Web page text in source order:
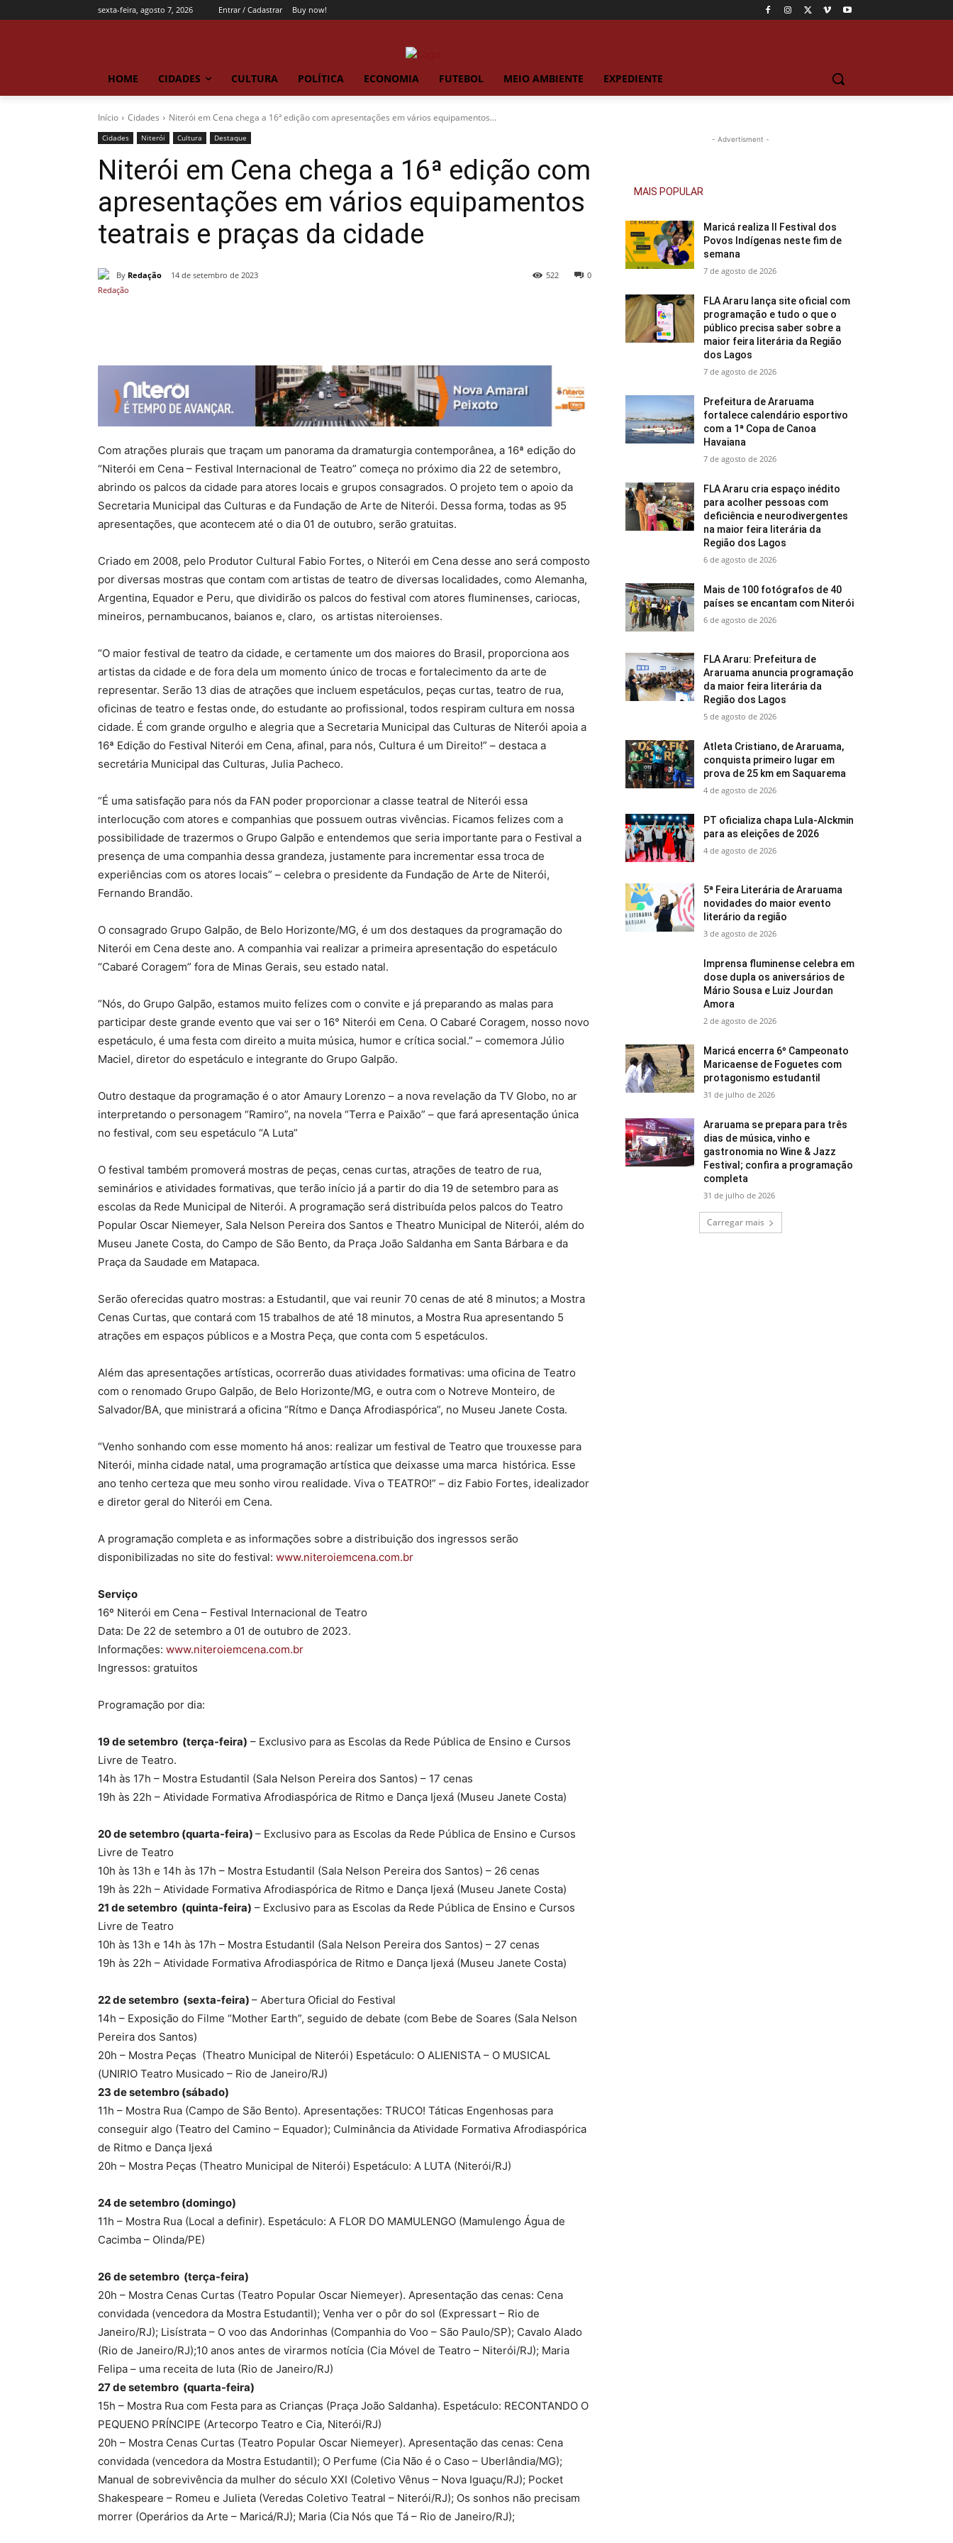
sexta-feira, agosto 7, 2026 Entrar / Cadastrar Buy now!
HOME CIDADES CULTURA POLÍTICA ECONOMIA FUTEBOL MEIO AMBIENTE EXPEDIENTE
Início Cidades Niterói em Cena chega a 16ª edição com apresentações em vários equipamentos...
Cidades Niterói Cultura Destaque
Niterói em Cena chega a 16ª edição com
apresentações em vários equipamentos
teatrais e praças da cidade
By Redação 14 de setembro de 2023 0
522
Com atrações plurais que traçam um panorama da dramaturgia contemporânea, a 16ª edição do
“Niterói em Cena – Festival Internacional de Teatro” começa no próximo dia 22 de setembro,
abrindo os palcos da cidade para atores locais e grupos consagrados. O projeto tem o apoio da
Secretaria Municipal das Culturas e da Fundação de Arte de Niterói. Dessa forma, todas as 95
apresentações, que acontecem até o dia 01 de outubro, serão gratuitas.
Criado em 2008, pelo Produtor Cultural Fabio Fortes, o Niterói em Cena desse ano será composto
por diversas mostras que contam com artistas de teatro de diversas localidades, como Alemanha,
Argentina, Equador e Peru, que dividirão os palcos do festival com atores fluminenses, cariocas,
mineiros, pernambucanos, baianos e, claro, os artistas niteroienses.
“O maior festival de teatro da cidade, e certamente um dos maiores do Brasil, proporciona aos
artistas da cidade e de fora dela um momento único de trocas e fortalecimento da arte de
representar. Serão 13 dias de atrações que incluem espetáculos, peças curtas, teatro de rua,
oficinas de teatro e festas onde, do estudante ao profissional, todos respiram cultura em nossa
cidade. É com grande orgulho e alegria que a Secretaria Municipal das Culturas de Niterói apoia a
16ª Edição do Festival Niterói em Cena, afinal, para nós, Cultura é um Direito!” – destaca a
secretária Municipal das Culturas, Julia Pacheco.
“É uma satisfação para nós da FAN poder proporcionar a classe teatral de Niterói essa
interlocução com atores e companhias que possuem outras vivências. Ficamos felizes com a
possibilidade de trazermos o Grupo Galpão e entendemos que seria importante para o Festival a
presença de uma companhia dessa grandeza, justamente para incrementar essa troca de
experiências com os atores locais” – celebra o presidente da Fundação de Arte de Niterói,
Fernando Brandão.
O consagrado Grupo Galpão, de Belo Horizonte/MG, é um dos destaques da programação do
Niterói em Cena deste ano. A companhia vai realizar a primeira apresentação do espetáculo
“Cabaré Coragem” fora de Minas Gerais, seu estado natal.
“Nós, do Grupo Galpão, estamos muito felizes com o convite e já preparando as malas para
participar deste grande evento que vai ser o 16° Niterói em Cena. O Cabaré Coragem, nosso novo
espetáculo, é uma festa com direito a muita música, humor e crítica social.” – comemora Júlio
Maciel, diretor do espetáculo e integrante do Grupo Galpão.
Outro destaque da programação é o ator Amaury Lorenzo – a nova revelação da TV Globo, no ar
interpretando o personagem “Ramiro”, na novela “Terra e Paixão” – que fará apresentação única
no festival, com seu espetáculo “A Luta”
O festival também promoverá mostras de peças, cenas curtas, atrações de teatro de rua,
seminários e atividades formativas, que terão início já a partir do dia 19 de setembro para as
escolas da Rede Municipal de Niterói. A programação será distribuída pelos palcos do Teatro
Popular Oscar Niemeyer, Sala Nelson Pereira dos Santos e Theatro Municipal de Niterói, além do
Museu Janete Costa, do Campo de São Bento, da Praça João Saldanha em Santa Bárbara e da
Praça da Saudade em Matapaca.
Serão oferecidas quatro mostras: a Estudantil, que vai reunir 70 cenas de até 8 minutos; a Mostra
Cenas Curtas, que contará com 15 trabalhos de até 18 minutos, a Mostra Rua apresentando 5
atrações em espaços públicos e a Mostra Peça, que conta com 5 espetáculos.
Além das apresentações artísticas, ocorrerão duas atividades formativas: uma oficina de Teatro
com o renomado Grupo Galpão, de Belo Horizonte/MG, e outra com o Notreve Monteiro, de
Salvador/BA, que ministrará a oficina “Rítmo e Dança Afrodiaspórica”, no Museu Janete Costa.
“Venho sonhando com esse momento há anos: realizar um festival de Teatro que trouxesse para
Niterói, minha cidade natal, uma programação artística que deixasse uma marca histórica. Esse
ano tenho certeza que meu sonho virou realidade. Viva o TEATRO!” – diz Fabio Fortes, idealizador
e diretor geral do Niterói em Cena.
A programação completa e as informações sobre a distribuição dos ingressos serão
disponibilizadas no site do festival: www.niteroiemcena.com.br
Serviço
16º Niterói em Cena – Festival Internacional de Teatro
Data: De 22 de setembro a 01 de outubro de 2023.
Informações: www.niteroiemcena.com.br
Ingressos: gratuitos
Programação por dia:
19 de setembro (terça-feira) – Exclusivo para as Escolas da Rede Pública de Ensino e Cursos
Livre de Teatro.
14h às 17h – Mostra Estudantil (Sala Nelson Pereira dos Santos) – 17 cenas
19h às 22h – Atividade Formativa Afrodiaspórica de Ritmo e Dança Ijexá (Museu Janete Costa)
20 de setembro (quarta-feira) – Exclusivo para as Escolas da Rede Pública de Ensino e Cursos
Livre de Teatro
10h às 13h e 14h às 17h – Mostra Estudantil (Sala Nelson Pereira dos Santos) – 26 cenas
19h às 22h – Atividade Formativa Afrodiaspórica de Ritmo e Dança Ijexá (Museu Janete Costa)
21 de setembro (quinta-feira) – Exclusivo para as Escolas da Rede Pública de Ensino e Cursos
Livre de Teatro
10h às 13h e 14h às 17h – Mostra Estudantil (Sala Nelson Pereira dos Santos) – 27 cenas
19h às 22h – Atividade Formativa Afrodiaspórica de Ritmo e Dança Ijexá (Museu Janete Costa)
22 de setembro (sexta-feira) – Abertura Oficial do Festival
14h – Exposição do Filme “Mother Earth”, seguido de debate (com Bebe de Soares (Sala Nelson
Pereira dos Santos)
20h – Mostra Peças (Theatro Municipal de Niterói) Espetáculo: O ALIENISTA – O MUSICAL
(UNIRIO Teatro Musicado – Rio de Janeiro/RJ)
23 de setembro (sábado)
11h – Mostra Rua (Campo de São Bento). Apresentações: TRUCO! Táticas Engenhosas para
conseguir algo (Teatro del Camino – Equador); Culminância da Atividade Formativa Afrodiaspórica
de Ritmo e Dança Ijexá
20h – Mostra Peças (Theatro Municipal de Niterói) Espetáculo: A LUTA (Niterói/RJ)
24 de setembro (domingo)
11h – Mostra Rua (Local a definir). Espetáculo: A FLOR DO MAMULENGO (Mamulengo Água de
Cacimba – Olinda/PE)
26 de setembro (terça-feira)
20h – Mostra Cenas Curtas (Teatro Popular Oscar Niemeyer). Apresentação das cenas: Cena
convidada (vencedora da Mostra Estudantil); Venha ver o pôr do sol (Expressart – Rio de
Janeiro/RJ); Lisístrata – O voo das Andorinhas (Companhia do Voo – São Paulo/SP); Cavalo Alado
(Rio de Janeiro/RJ);10 anos antes de virarmos notícia (Cia Móvel de Teatro – Niterói/RJ); Maria
Felipa – uma receita de luta (Rio de Janeiro/RJ)
27 de setembro (quarta-feira)
15h – Mostra Rua com Festa para as Crianças (Praça João Saldanha). Espetáculo: RECONTANDO O
PEQUENO PRÍNCIPE (Artecorpo Teatro e Cia, Niterói/RJ)
20h – Mostra Cenas Curtas (Teatro Popular Oscar Niemeyer). Apresentação das cenas: Cena
convidada (vencedora da Mostra Estudantil); O Perfume (Cia Não é o Caso – Uberlândia/MG);
Manual de sobrevivência da mulher do século XXI (Coletivo Vênus – Nova Iguaçu/RJ); Pocket
Shakespeare – Romeu e Julieta (Veredas Coletivo Teatral – Niterói/RJ); Os sonhos não precisam
morrer (Operários da Arte – Maricá/RJ); Maria (Cia Nós que Tá – Rio de Janeiro/RJ);
- Advertisment -
MAIS POPULAR
Maricá realiza II Festival dos
Povos Indígenas neste fim de
semana
7 de agosto de 2026
FLA Araru lança site oficial com
programação e tudo o que o
público precisa saber sobre a
maior feira literária da Região
dos Lagos
7 de agosto de 2026
Prefeitura de Araruama
fortalece calendário esportivo
com a 1ª Copa de Canoa
Havaiana
7 de agosto de 2026
FLA Araru cria espaço inédito
para acolher pessoas com
deficiência e neurodivergentes
na maior feira literária da
Região dos Lagos
6 de agosto de 2026
Mais de 100 fotógrafos de 40
países se encantam com Niterói
6 de agosto de 2026
FLA Araru: Prefeitura de
Araruama anuncia programação
da maior feira literária da
Região dos Lagos
5 de agosto de 2026
Atleta Cristiano, de Araruama,
conquista primeiro lugar em
prova de 25 km em Saquarema
4 de agosto de 2026
PT oficializa chapa Lula-Alckmin
para as eleições de 2026
4 de agosto de 2026
5ª Feira Literária de Araruama
novidades do maior evento
literário da região
3 de agosto de 2026
Imprensa fluminense celebra em
dose dupla os aniversários de
Mário Sousa e Luiz Jourdan
Amora
2 de agosto de 2026
Maricá encerra 6º Campeonato
Maricaense de Foguetes com
protagonismo estudantil
31 de julho de 2026
Araruama se prepara para três
dias de música, vinho e
gastronomia no Wine & Jazz
Festival; confira a programação
completa
31 de julho de 2026
Carregar mais